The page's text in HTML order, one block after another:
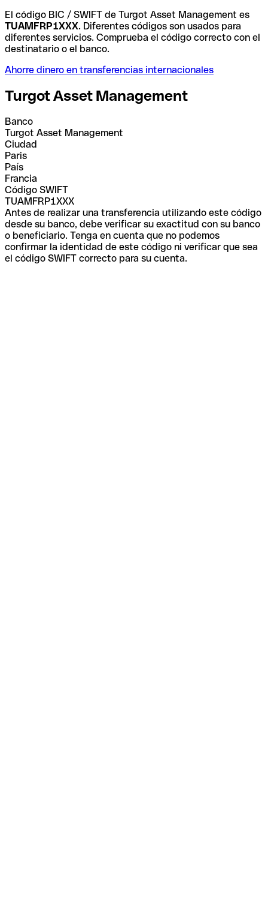
El código BIC / SWIFT de Turgot Asset Management es
TUAMFRP1XXX. Diferentes códigos son usados para
diferentes servicios. Comprueba el código correcto con el
destinatario o el banco.
Ahorre dinero en transferencias internacionales
Turgot Asset Management
Banco
Turgot Asset Management
Ciudad
Paris
País
Francia
Código SWIFT
TUAMFRP1XXX
Antes de realizar una transferencia utilizando este código
desde su banco, debe verificar su exactitud con su banco
o beneficiario. Tenga en cuenta que no podemos
confirmar la identidad de este código ni verificar que sea
el código SWIFT correcto para su cuenta.